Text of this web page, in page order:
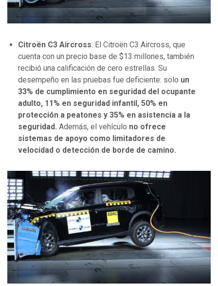
Citroën C3 Aircross: El Citroën C3 Aircross, que
cuenta con un precio base de $13 millones, también
recibió una calificación de cero estrellas. Su
desempeño en las pruebas fue deficiente: solo un
33% de cumplimiento en seguridad del ocupante
adulto, 11% en seguridad infantil, 50% en
protección a peatones y 35% en asistencia a la
seguridad. Además, el vehículo no ofrece
sistemas de apoyo como limitadores de
velocidad o detección de borde de camino.